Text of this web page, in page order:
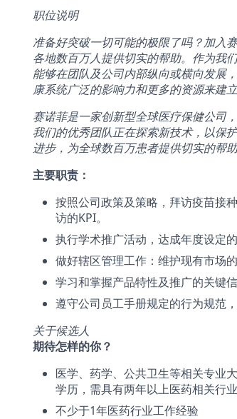
职位说明
准备好突破一切可能的极限了吗？加入
各地数百万人提供切实的帮助。作为我
能够在团队及公司内部纵向或横向发展
康系统广泛的影响力和更多的资源来建
赛诺菲是一家创新型全球医疗保健公司
我们的优秀团队正在探索新技术，以保
进步，为全球数百万患者提供切实的帮助
主要职责：
按照公司政策及策略，拜访疫苗接
访的KPI。
执行学术推广活动，达成年度设定的
做好辖区管理工作：维护现有市场
学习和掌握产品特性及推广的关键
遵守公司员工手册规定的行为规范，
关于候选人
期待怎样的你？
医学、药学、公共卫生等相关专业
学历，需具有两年以上医药相关行
不少于1年医药行业工作经验